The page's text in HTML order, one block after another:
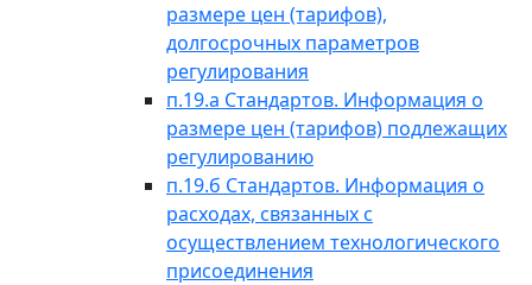
размере цен (тарифов),
долгосрочных параметров
регулирования
п.19.а Стандартов. Информация о
размере цен (тарифов) подлежащих
регулированию
п.19.б Стандартов. Информация о
расходах, связанных с
осуществлением технологического
присоединения